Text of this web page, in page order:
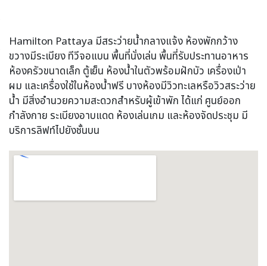
Hamilton Pattaya มีสระว่ายน้ำกลางแจ้ง ห้องพักกว้าง
ขวางมีระเบียง ทีวีจอแบน พื้นที่นั่งเล่น พื้นที่รับประทานอาหาร
ห้องครัวขนาดเล็ก ตู้เย็น ห้องน้ำในตัวพร้อมฝักบัว เครื่องเป่า
ผม และเครื่องใช้ในห้องน้ำฟรี บางห้องมีวิวทะเลหรือวิวสระว่าย
น้ำ มีสิ่งอำนวยความสะดวกสำหรับผู้เข้าพัก ได้แก่ ศูนย์ออก
กำลังกาย ระเบียงอาบแดด ห้องเล่นเกม และห้องจัดประชุม มี
บริการลิฟท์ไปยังชั้นบน